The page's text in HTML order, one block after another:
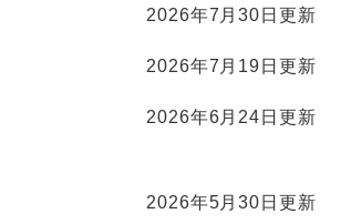
2026年7月30日更新
2026年7月19日更新
2026年6月24日更新
2026年5月30日更新